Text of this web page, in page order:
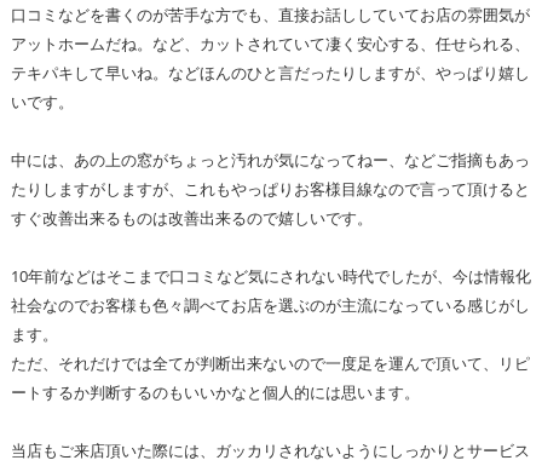
口コミなどを書くのが苦手な方でも、直接お話ししていてお店の雰囲気が
アットホームだね。など、カットされていて凄く安心する、任せられる、
テキパキして早いね。などほんのひと言だったりしますが、やっぱり嬉し
いです。
中には、あの上の窓がちょっと汚れが気になってねー、などご指摘もあっ
たりしますがしますが、これもやっぱりお客様目線なので言って頂けると
すぐ改善出来るものは改善出来るので嬉しいです。
10年前などはそこまで口コミなど気にされない時代でしたが、今は情報化
社会なのでお客様も色々調べてお店を選ぶのが主流になっている感じがし
ます。
ただ、それだけでは全てが判断出来ないので一度足を運んで頂いて、リピ
ートするか判断するのもいいかなと個人的には思います。
当店もご来店頂いた際には、ガッカリされないようにしっかりとサービス